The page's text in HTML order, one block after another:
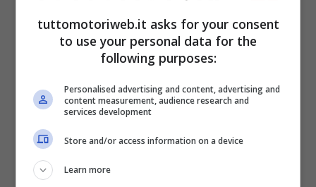
guidare di nuovo in testa”.
di Pecco Bagnaiafortemente motivata a
conquistare la vittoria e che ha saputo
sfruttare l’accelerazione della
Desmosedici. “Bagnaia era molto veloce.
tuttomotoriweb.it asks for your consent
to use your personal data for the
following purposes:
Personalised advertising and content, advertising and
content measurement, audience research and
services development
Store and/or access information on a device
Learn more